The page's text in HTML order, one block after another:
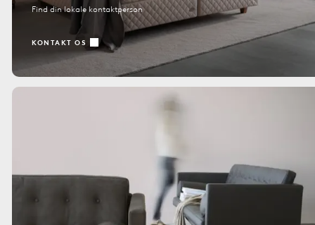
Find din lokale kontaktperson
KONTAKT OS